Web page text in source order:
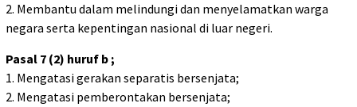
2. Membantu dalam melindungi dan menyelamatkan warga
negara serta kepentingan nasional di luar negeri.
Pasal 7 (2) huruf b ;
1. Mengatasi gerakan separatis bersenjata;
2. Mengatasi pemberontakan bersenjata;